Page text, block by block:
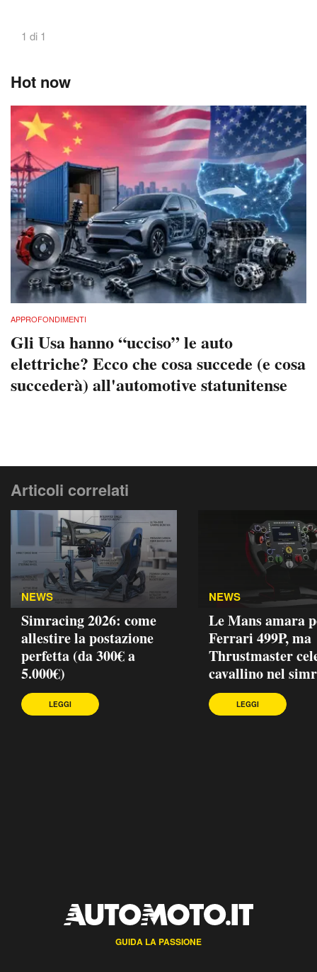
1 di 1
Hot now
APPROFONDIMENTI
Gli Usa hanno “ucciso” le auto
elettriche? Ecco che cosa succede (e cosa
succederà) all'automotive statunitense
Articoli correlati
NEWS
Simracing 2026: come
allestire la postazione
perfetta (da 300€ a
5.000€)
LEGGI
NEWS
Le Mans amara
Ferrari 499P, ma
Thrustmaster
cavallino nel
LEGGI
GUIDA LA PASSIONE